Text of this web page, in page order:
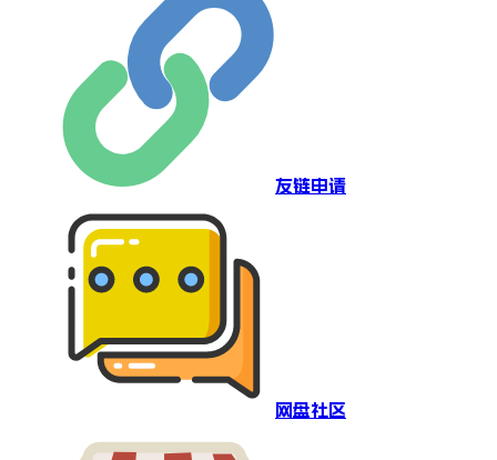
友链申请
网盘社区